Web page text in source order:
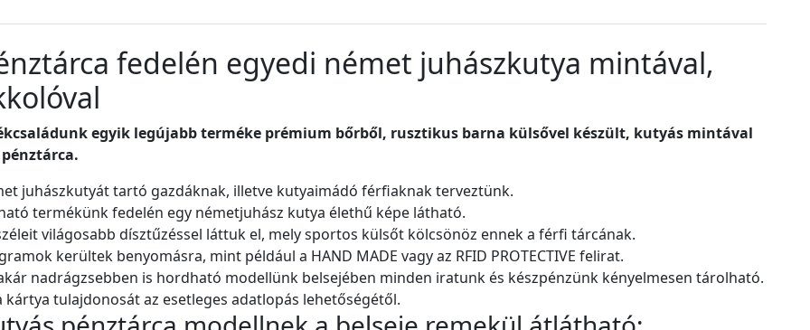
fedelén egyedi német juhászkutya mintával,
egyik legújabb terméke prémium bőrből, rusztikus barna külsővel készült, kutyás mintával
juhászkutyát tartó gazdáknak, illetve kutyaimádó férfiaknak terveztünk.
termékünk fedelén egy németjuhász kutya élethű képe látható.
világosabb dísztűzéssel láttuk el, mely sportos külsőt kölcsönöz ennek a férfi tárcának.
kerültek benyomásra, mint például a HAND MADE vagy az RFID PROTECTIVE felirat.
nadrágzsebben is hordható modellünk belsejében minden iratunk és készpénzünk kényelmesen tárolható.
kártya tulajdonosát az esetleges adatlopás lehetőségétől.